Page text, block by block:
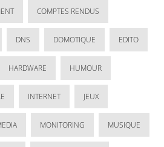
COMPTES RENDUS
DNS DOMOTIQUE EDITO
HARDWARE HUMOUR
INTERNET JEUX
MONITORING MUSIQUE